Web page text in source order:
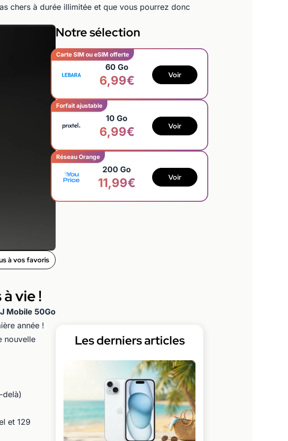
chers à durée illimitée et que vous pourrez donc
à vos favoris
vie !
Mobile 50Go
année !
nouvelle
delà)
et 129
Notre sélection
Carte SIM ou eSIM offerte
60 Go
6,99€ Voir
Forfait ajustable
10 Go
6,99€ Voir
Réseau Orange
200 Go
11,99€ Voir
Les derniers articles